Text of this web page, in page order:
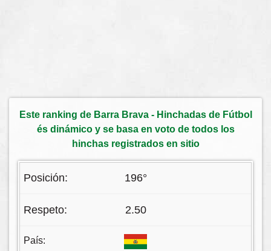
Este ranking de Barra Brava - Hinchadas de Fútbol
és dinámico y se basa en voto de todos los
hinchas registrados en sitio
196°
2.50